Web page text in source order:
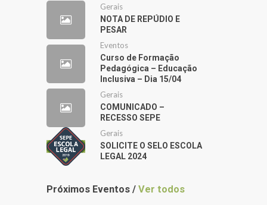
Gerais
NOTA DE REPÚDIO E
PESAR
Eventos
Curso de Formação
Pedagógica – Educação
Inclusiva – Dia 15/04
Gerais
COMUNICADO –
RECESSO SEPE
Gerais
SOLICITE O SELO ESCOLA
LEGAL 2024
Próximos Eventos / Ver todos